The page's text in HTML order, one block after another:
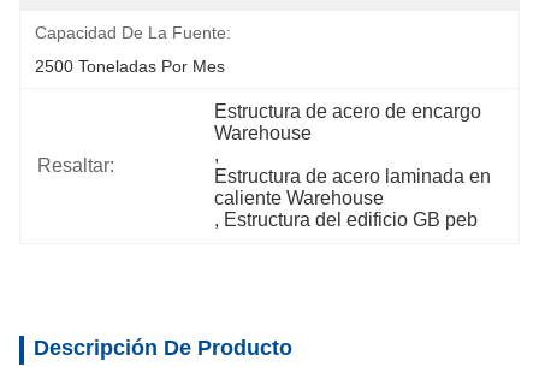
Capacidad De La Fuente:
2500 Toneladas Por Mes
Resaltar:
Estructura de acero de encargo
Warehouse
,
Estructura de acero laminada en
caliente Warehouse
, Estructura del edificio GB peb
Descripción De Producto